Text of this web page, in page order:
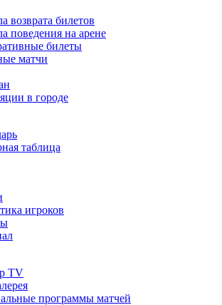
возврата билетов
поведения на арене
билеты
матчи
в городе
таблица
игроков
TV
программы матчей